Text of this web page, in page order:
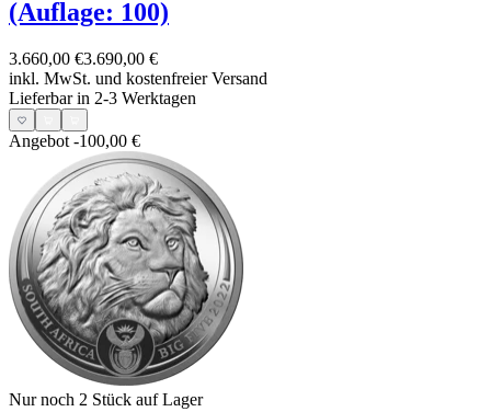
(Auflage: 100)
3.660,00 €3.690,00 €
inkl. MwSt. und kostenfreier Versand
Lieferbar in 2-3 Werktagen
Angebot -100,00 €
Nur noch 2 Stück auf Lager